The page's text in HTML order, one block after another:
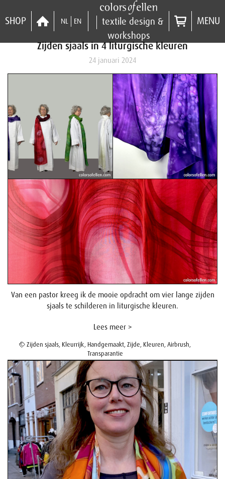
SHOP NL EN
textile design &
workshops
MENU
Zijden sjaals in 4 liturgische kleuren
24 januari 2024
Van een pastor kreeg ik de mooie opdracht om vier lange zijden
sjaals te schilderen in liturgische kleuren.
Lees meer >
Zijden sjaals, Kleurrijk, Handgemaakt,Zijde, Kleuren,Airbrush,
Transparantie